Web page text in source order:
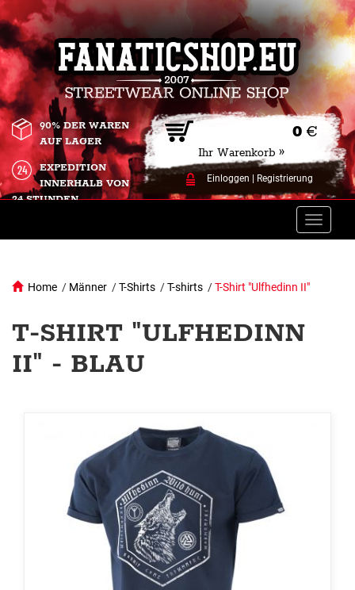
0 €
Ihr Warenkorb »
Einloggen Registrierung
90% DER WAREN
AUF LAGER
EXPEDITION
INNERHALB VON
24 STUNDEN.
Toggle
Home / Männer /T-Shirts /T-shirts /T-Shirt "Ulfhedinn II"
T-SHIRT "ULFHEDINN
II" - BLAU